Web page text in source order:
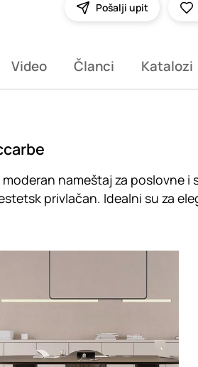
Pošalji upit
Video Članci Katalozi
nameštaj za poslovne i
privlačan. Idealni su za